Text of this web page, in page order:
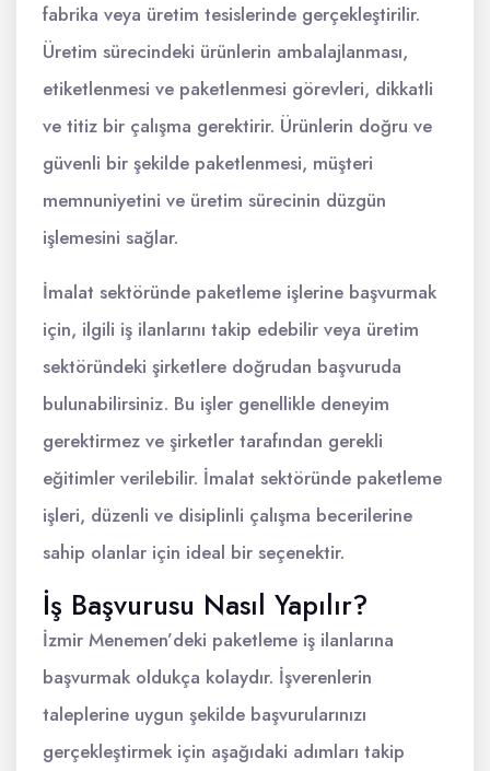
fabrika veya üretim tesislerinde gerçekleştirilir.
Üretim sürecindeki ürünlerin ambalajlanması,
etiketlenmesi ve paketlenmesi görevleri, dikkatli
ve titiz bir çalışma gerektirir. Ürünlerin doğru ve
güvenli bir şekilde paketlenmesi, müşteri
memnuniyetini ve üretim sürecinin düzgün
işlemesini sağlar.
İmalat sektöründe paketleme işlerine başvurmak
için, ilgili iş ilanlarını takip edebilir veya üretim
sektöründeki şirketlere doğrudan başvuruda
bulunabilirsiniz. Bu işler genellikle deneyim
gerektirmez ve şirketler tarafından gerekli
eğitimler verilebilir. İmalat sektöründe paketleme
işleri, düzenli ve disiplinli çalışma becerilerine
sahip olanlar için ideal bir seçenektir.
İş Başvurusu Nasıl Yapılır?
İzmir Menemen’deki paketleme iş ilanlarına
başvurmak oldukça kolaydır. İşverenlerin
taleplerine uygun şekilde başvurularınızı
gerçekleştirmek için aşağıdaki adımları takip